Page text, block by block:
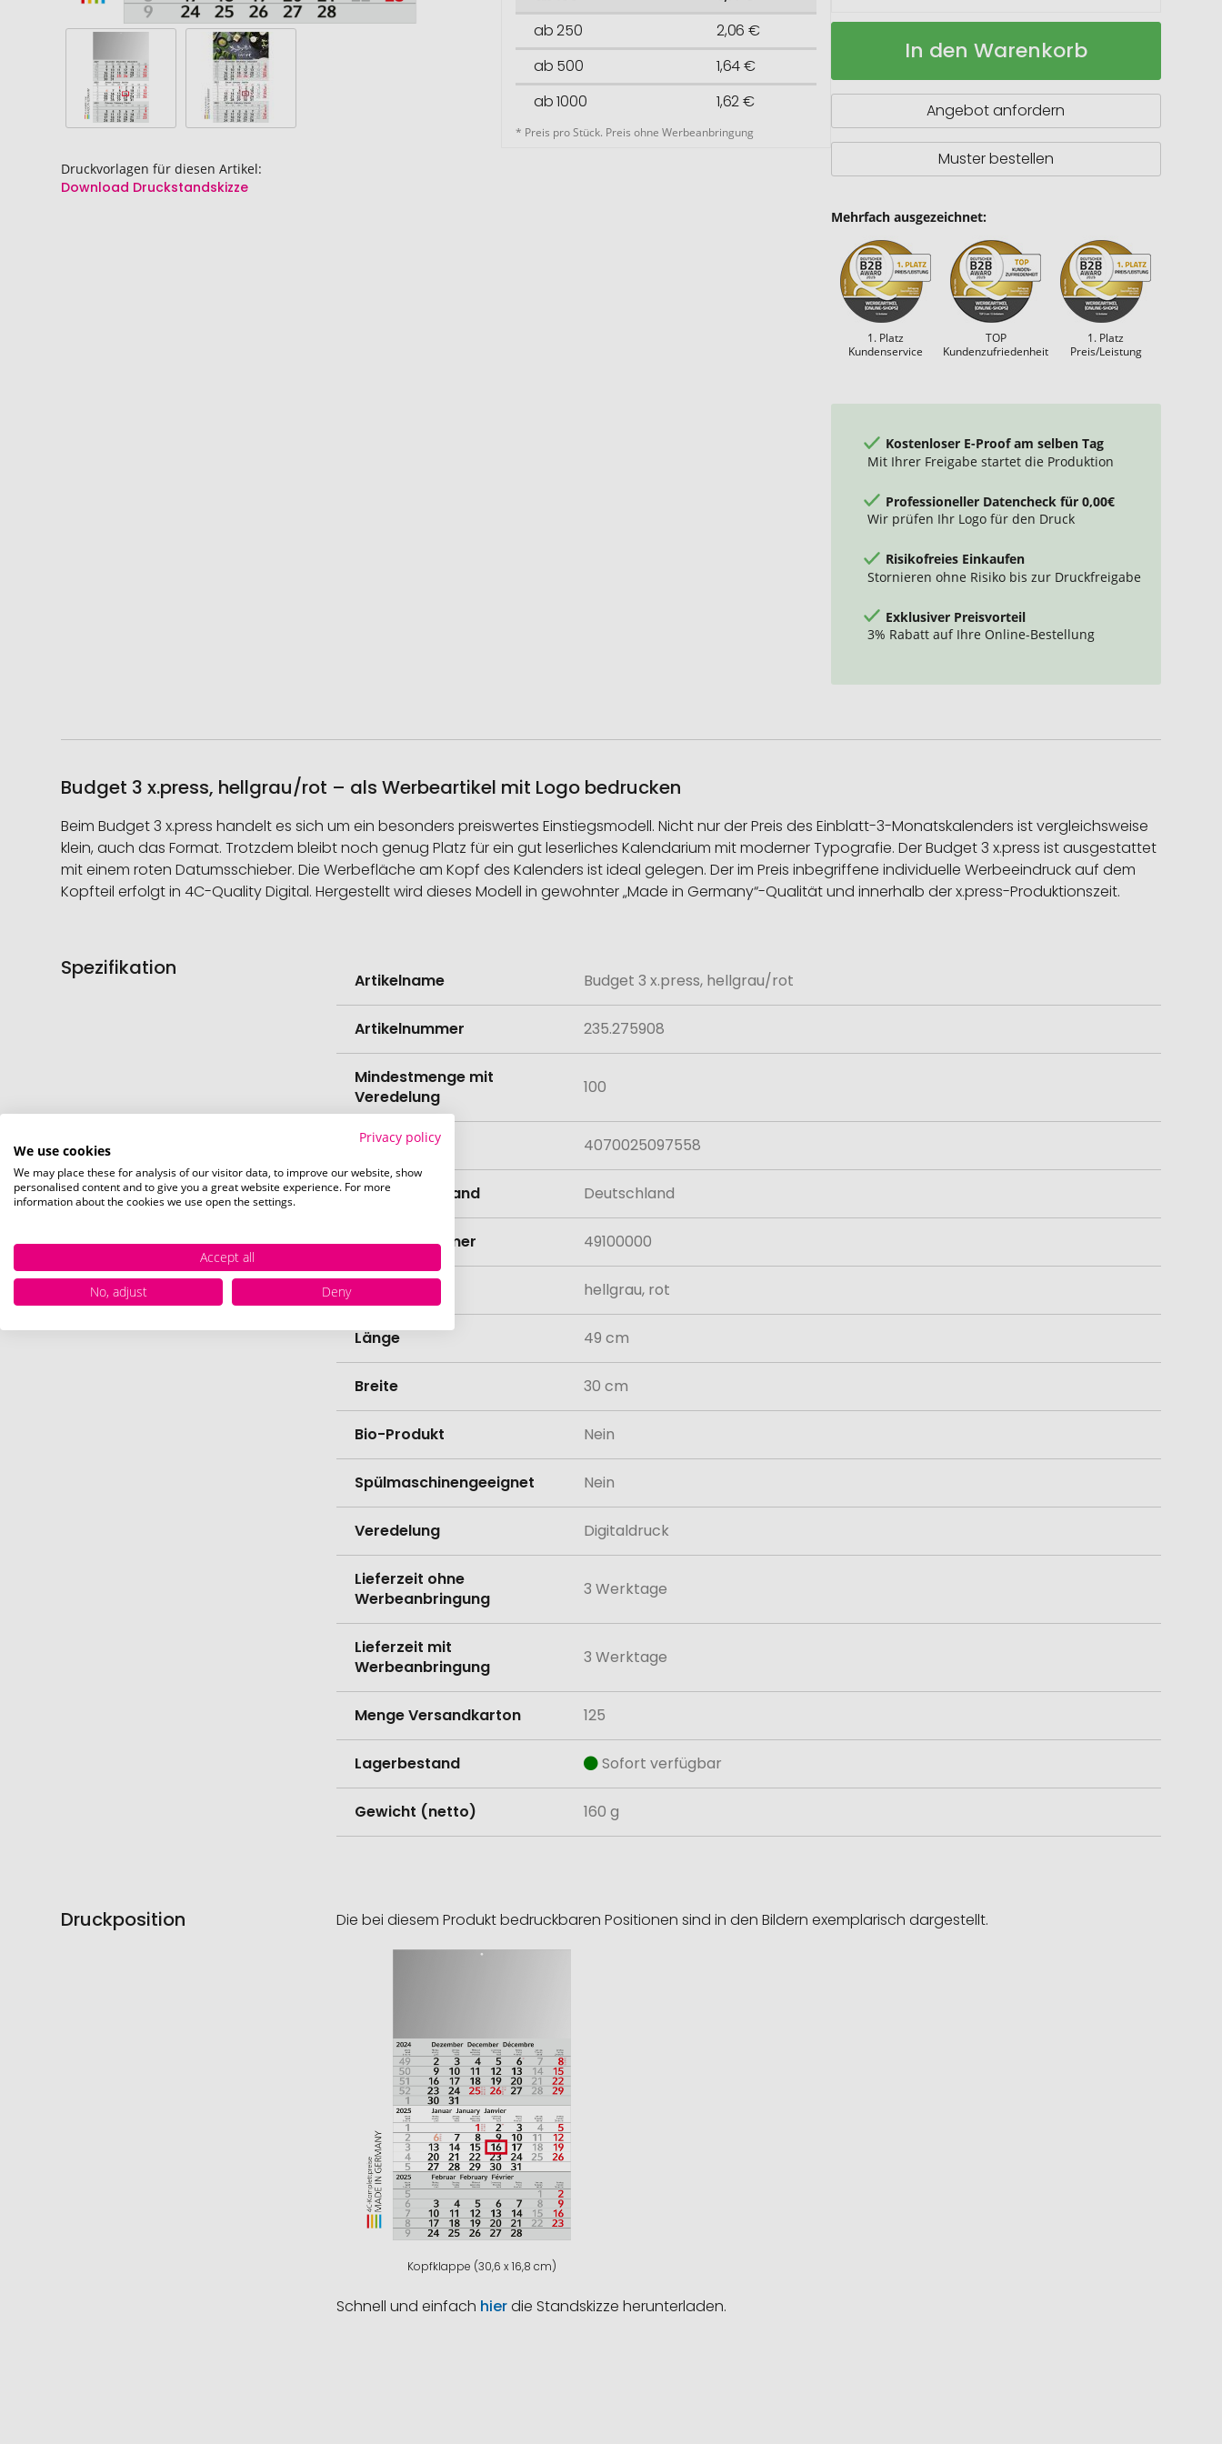
Druckvorlagen für diesen Artikel:
Download Druckstandskizze
ab 250
2,06 €
ab 500
1,64 €
ab 1000
1,62 €
* Preis pro Stück. Preis ohne Werbeanbringung
Budget
Auf
In den Warenkorb
Angebot anfordern
Muster bestellen
Mehrfach ausgezeichnet:
1. Platz
Kundenservice
TOP
Kundenzufriedenheit
1. Platz
Preis/Leistung
Kostenloser E-Proof am selben Tag
Mit Ihrer Freigabe startet die Produktion
Professioneller Datencheck für 0,00€
Wir prüfen Ihr Logo für den Druck
Risikofreies Einkaufen
Stornieren ohne Risiko bis zur Druckfreigabe
Exklusiver Preisvorteil
3% Rabatt auf Ihre Online-Bestellung
Budget 3 x.press, hellgrau/rot – als Werbeartikel mit Logo bedrucken
Beim Budget 3 x.press handelt es sich um ein besonders preiswertes Einstiegsmodell. Nicht nur der Preis des Einblatt-3-Monatskalenders ist vergleichsweise
klein, auch das Format. Trotzdem bleibt noch genug Platz für ein gut leserliches Kalendarium mit moderner Typografie. Der Budget 3 x.press ist ausgestattet
mit einem roten Datumsschieber. Die Werbefläche am Kopf des Kalenders ist ideal gelegen. Der im Preis inbegriffene individuelle Werbeeindruck auf dem
Kopfteil erfolgt in 4C-Quality Digital. Hergestellt wird dieses Modell in gewohnter „Made in Germany“-Qualität und innerhalb der x.press-Produktionszeit.
Spezifikation
Informationen
Artikelname Budget 3 x.press, hellgrau/rot
Artikelnummer 235.275908
Mindestmenge mit
Veredelung
100
EAN 4070025097558
Herstellungsland Deutschland
Zolltarifnummer 49100000
hellgrau, rot
Länge 49 cm
Breite 30 cm
Bio-Produkt Nein
Spülmaschinengeeignet Nein
Veredelung Digitaldruck
Lieferzeit ohne
Werbeanbringung
3 Werktage
Lieferzeit mit
Werbeanbringung
3 Werktage
Menge Versandkarton 125
Lagerbestand Sofort verfügbar
Gewicht (netto) 160 g
Druckposition Die bei diesem Produkt bedruckbaren Positionen sind in den Bildern exemplarisch dargestellt.
Kopfklappe (30,6 x 16,8 cm)
Schnell und einfach hierdie Standskizze herunterladen.
Privacy policy
We use cookies
We may place these for analysis of our visitor data, to improve our website, show
personalised content and to give you a great website experience. For more
information about the cookies we use open the settings.
Accept all
No, adjust
Deny